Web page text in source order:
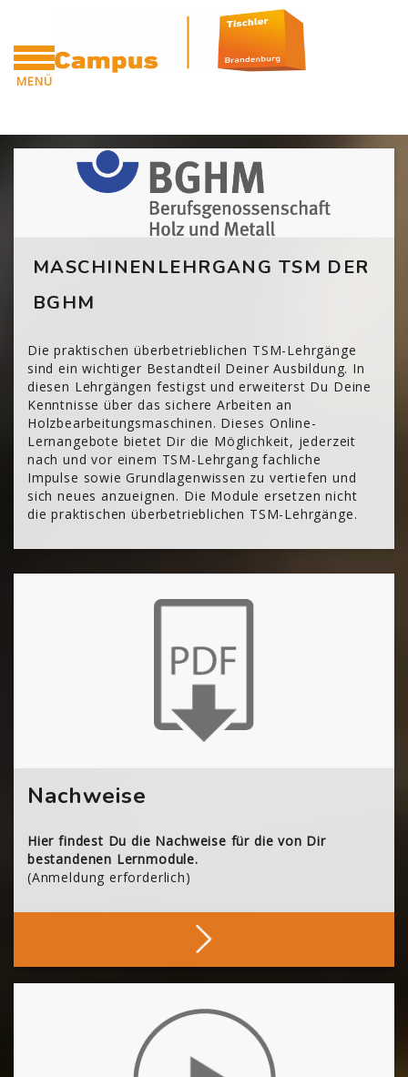
MENÜ
Zum Hauptinhalt
Blöcke
[Cocoon] Custom HTML überspringen
MASCHINENLEHRGANG TSM DER
BGHM
Die praktischen überbetrieblichen TSM-Lehrgänge
sind ein wichtiger Bestandteil Deiner Ausbildung. In
diesen Lehrgängen festigst und erweiterst Du Deine
Kenntnisse über das sichere Arbeiten an
Holzbearbeitungsmaschinen. Dieses Online-
Lernangebote bietet Dir die Möglichkeit, jederzeit
nach und vor einem TSM-Lehrgang fachliche
Impulse sowie Grundlagenwissen zu vertiefen und
sich neues anzueignen. Die Module ersetzen nicht
die praktischen überbetrieblichen TSM-Lehrgänge.
Nachweise
Hier findest Du die Nachweise für die von Dir
bestandenen Lernmodule.
(Anmeldung erforderlich)
Deine Nachweise